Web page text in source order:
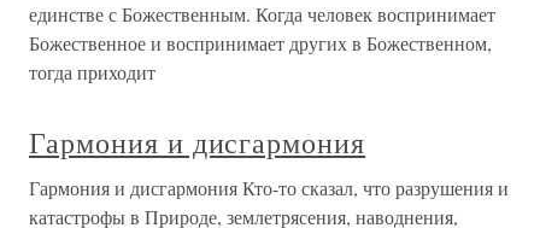
единстве с Божественным. Когда человек воспринимает
Божественное и воспринимает других в Божественном,
тогда приходит
Гармония и дисгармония
Гармония и дисгармония Кто-то сказал, что разрушения и
катастрофы в Природе, землетрясения, наводнения,